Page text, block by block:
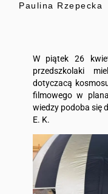
Paulina Rzepecka
W piątek 26
przedszkolaki
dotyczacą
filmowego w
wiedzy podoba się
E. K.